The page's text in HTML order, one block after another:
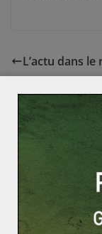
L’actu dans
latine
Rémy